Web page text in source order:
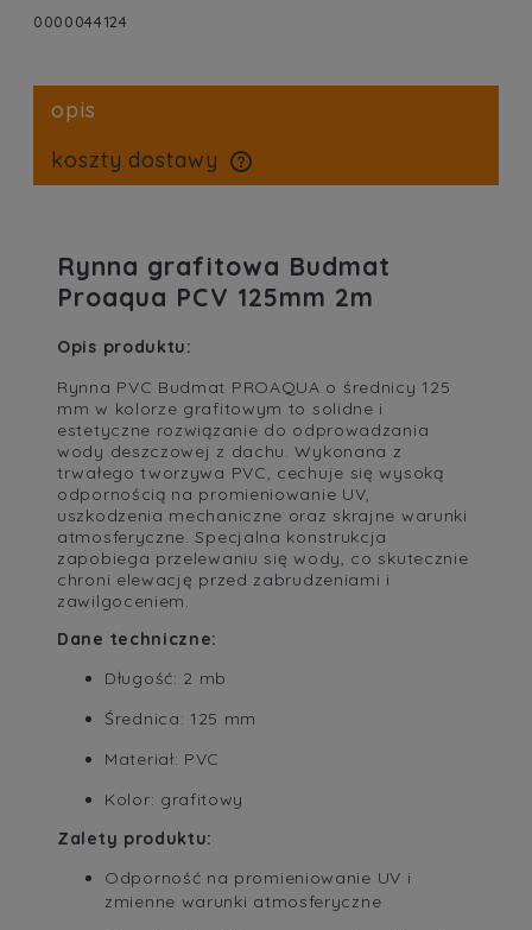
0000044124
opis
koszty dostawy
Rynna grafitowa Budmat
Proaqua PCV 125mm 2m
Opis produktu:
Rynna PVC Budmat PROAQUA o średnicy 125
mm w kolorze grafitowym to solidne i
estetyczne rozwiązanie do odprowadzania
wody deszczowej z dachu. Wykonana z
trwałego tworzywa PVC, cechuje się wysoką
odpornością na promieniowanie UV,
uszkodzenia mechaniczne oraz skrajne warunki
atmosferyczne. Specjalna konstrukcja
zapobiega przelewaniu się wody, co skutecznie
chroni elewację przed zabrudzeniami i
zawilgoceniem.
Dane techniczne:
Długość: 2 mb
Średnica: 125 mm
Materiał: PVC
Kolor: grafitowy
Zalety produktu:
Odporność na promieniowanie UV i
zmienne warunki atmosferyczne